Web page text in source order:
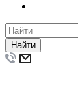
Найти